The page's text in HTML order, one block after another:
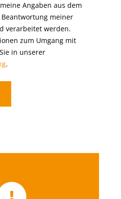
Angaben aus dem
meiner
verarbeitet werden.
zum Umgang mit
in unserer
.